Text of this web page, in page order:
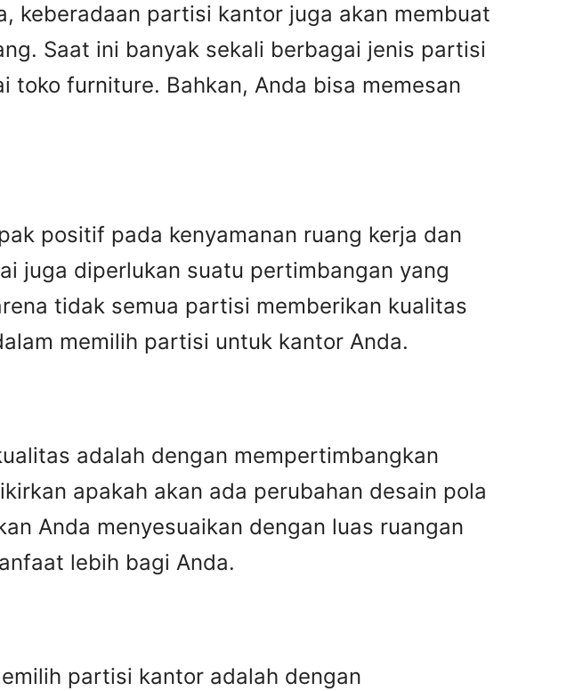
keberadaan partisi kantor juga akan membuat
Saat ini banyak sekali berbagai jenis partisi
furniture. Bahkan, Anda bisa memesan
positif pada kenyamanan ruang kerja dan
juga diperlukan suatu pertimbangan yang
tidak semua partisi memberikan kualitas
memilih partisi untuk kantor Anda.
adalah dengan mempertimbangkan
apakah akan ada perubahan desain pola
Anda menyesuaikan dengan luas ruangan
lebih bagi Anda.
partisi kantor adalah dengan